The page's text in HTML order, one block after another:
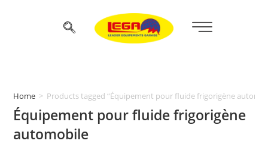
Home > Products tagged “Équipement pour fluide frigorigène
Équipement pour fluide frigorigène
automobile